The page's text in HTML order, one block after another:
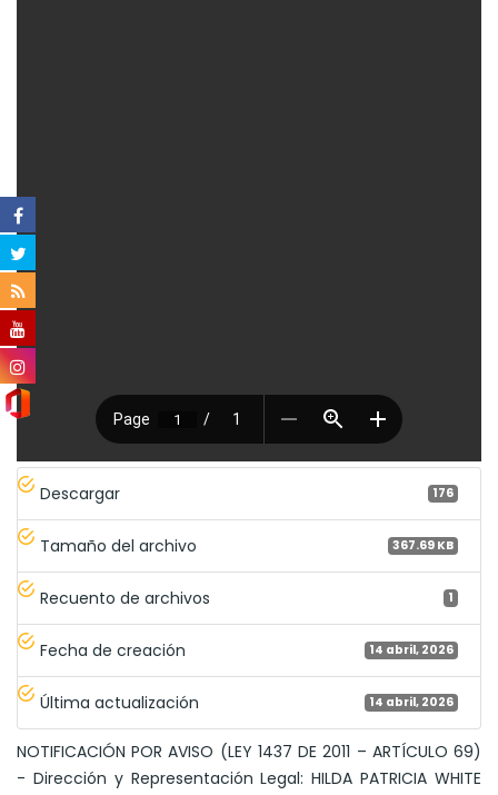
Descargar 176
Tamaño del archivo 367.69 KB
Recuento de archivos 1
Fecha de creación 14 abril, 2026
Última actualización 14 abril, 2026
NOTIFICACIÓN POR AVISO (LEY 1437 DE 2011 – ARTÍCULO 69)
- Dirección y Representación Legal: HILDA PATRICIA WHITE